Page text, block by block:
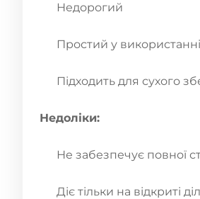
Недорогий
Простий у використанні
Підходить для сухого
Недоліки:
Не забезпечує повної
Діє тільки на відкриті